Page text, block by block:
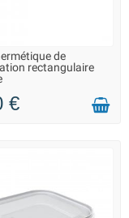
2 À 3 JOURS
de
rectangulaire
€